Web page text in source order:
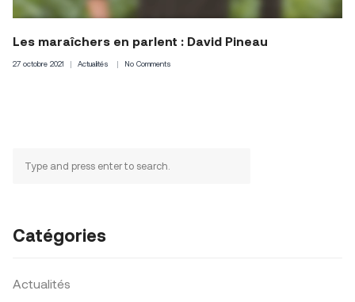
Les maraîchers en parlent : David Pineau
27 octobre 2021 Actualités No Comments
Catégories
Actualités